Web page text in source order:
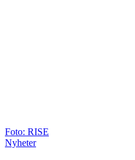
Foto: RISE
Nyheter